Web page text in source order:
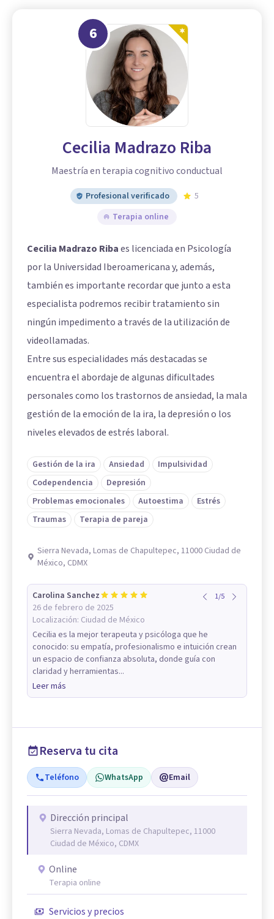
6
Cecilia Madrazo Riba
Maestría en terapia cognitivo conductual
Profesional verificado
5
Terapia online
Cecilia Madrazo Ribaes licenciada en Psicología
por la Universidad Iberoamericana y, además,
también es importante recordar que junto a esta
especialista podremos recibir tratamiento sin
ningún impedimento a través de la utilización de
videollamadas.
Entre sus especialidades más destacadas se
encuentra el abordaje de algunas dificultades
personales como los trastornos de ansiedad, la mala
gestión de la emoción de la ira, la depresión o los
niveles elevados de estrés laboral.
Gestión de la ira Ansiedad
Impulsividad
Codependencia
Depresión
Problemas emocionales
Autoestima
Estrés
Traumas
Terapia de pareja
Sierra Nevada, Lomas de Chapultepec, 11000 Ciudad de
México, CDMX
Carolina Sanchez
26 de febrero de 2025
Localización: Ciudad de México
1/5
Cecilia es la mejor terapeuta y psicóloga que he
conocido: su empatía, profesionalismo e intuición crean
un espacio de confianza absoluta, donde guía con
claridad y herramientas...
Leer más
Reserva tu cita
Teléfono WhatsApp Email
Dirección principal
Sierra Nevada, Lomas de Chapultepec, 11000
Ciudad de México, CDMX
Online
Terapia online
Servicios y precios